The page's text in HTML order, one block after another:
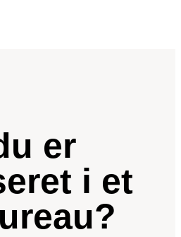
er
i et